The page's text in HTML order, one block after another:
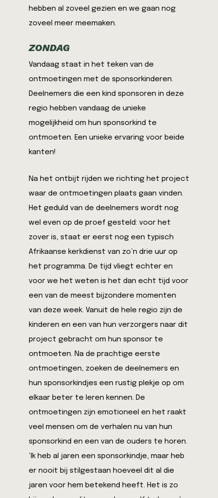
hebben al zoveel gezien en we gaan nog
zoveel meer meemaken.
ZONDAG
Vandaag staat in het teken van de
ontmoetingen met de sponsorkinderen.
Deelnemers die een kind sponsoren in deze
regio hebben vandaag de unieke
mogelijkheid om hun sponsorkind te
ontmoeten. Een unieke ervaring voor beide
kanten!
Na het ontbijt rijden we richting het project
waar de ontmoetingen plaats gaan vinden.
Het geduld van de deelnemers wordt nog
wel even op de proef gesteld: voor het
zover is, staat er eerst nog een typisch
Afrikaanse kerkdienst van zo’n drie uur op
het programma. De tijd vliegt echter en
voor we het weten is het dan echt tijd voor
een van de meest bijzondere momenten
van deze week. Vanuit de hele regio zijn de
kinderen en een van hun verzorgers naar dit
project gebracht om hun sponsor te
ontmoeten. Na de prachtige eerste
ontmoetingen, zoeken de deelnemers en
hun sponsorkindjes een rustig plekje op om
elkaar beter te leren kennen. De
ontmoetingen zijn emotioneel en het raakt
veel mensen om de verhalen nu van hun
sponsorkind en een van de ouders te horen.
‘Ik heb al jaren een sponsorkindje, maar heb
er nooit bij stilgestaan hoeveel dit al die
jaren voor hem betekend heeft. Het is zo